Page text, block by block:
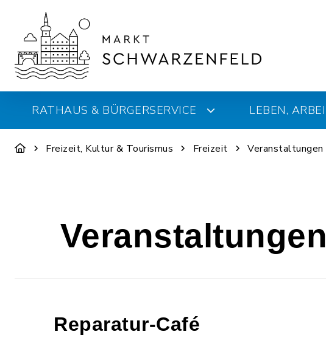
RATHAUS & BÜRGERSERVICE LEBEN,
Freizeit, Kultur & Tourismus Freizeit Veranstaltungen
Veranstaltungen
Reparatur-Café